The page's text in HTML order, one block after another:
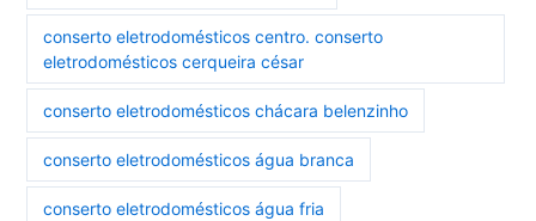
conserto eletrodomésticos centro. conserto
eletrodomésticos cerqueira césar
conserto eletrodomésticos chácara belenzinho
conserto eletrodomésticos água branca
conserto eletrodomésticos água fria